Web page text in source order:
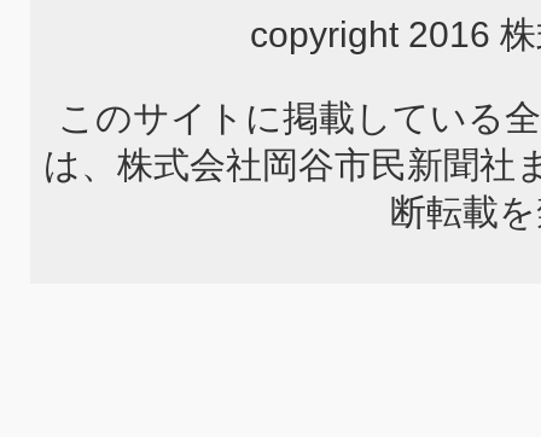
copyright 2016
このサイトに掲載している
は、株式会社岡谷市民新聞社
断転載